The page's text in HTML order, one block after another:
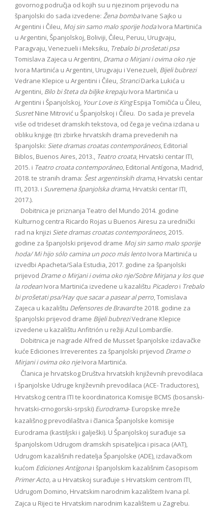
govornog područja od kojih su u njezinom prijevodu na
španjolski do sada izvedene: Žena bombaIvane Sajko u
Argentini i Čileu, Moj sin samo malo sporije hodaIvora Martinića
u Argentini, Španjolskoj, Boliviji, Čileu, Peruu, Urugvaju,
Paragvaju, Venezueli i Meksiku, Trebalo bi prošetati psa
Tomislava Zajeca u Argentini, Drama o Mirjani i ovima oko nje
Ivora Martinića u Argentini, Urugvaju i Venezueli, Bijeli bubrezi
Vedrane Klepice u Argentini i Čileu, StranciDarka Lukića u
Argentini, Bilo bi šteta da biljke krepajuIvora Martinića u
Argentini i Španjolskoj, Your Love is KingEspija Tomičića u Čileu,
SusretNine Mitrović u Španjolskoj i Čileu. Do sada je prevela
više od trideset dramskih tekstova, od čega je većina izdana u
obliku knjige (tri zbirke hrvatskih drama prevedenih na
španjolski: Siete dramas croatas contemporáneos, Editorial
Biblos, Buenos Aires, 2013., Teatro croata, Hrvatski centar ITI,
2015. i Teatro croata contemporáneo, Editorial Antígona, Madrid,
2018. te stranih drama: Šest argentinskih drama, Hrvatski centar
ITI, 2013. i Suvremena španjolska drama, Hrvatski centar ITI,
2017.).
Dobitnica je priznanja Teatro del Mundo 2014. godine
Kulturnog centra Ricardo Rojas u Buenos Airesu za urednički
rad na knjizi Siete dramas croatas contemporáneos, 2015.
godine za španjolski prijevod drame Moj sin samo malo sporije
hoda/ Mi hijo sólo camina un poco más lento Ivora Martinića u
izvedbi Apacheta/Sala Estudia, 2017. godine za španjolski
prijevod Drame o Mirjani i ovima oko nje/Sobre Mirjana y los que
la rodean Ivora Martinića izvedene u kazalištu Picadero i Trebalo
bi prošetati psa/Hay que sacar a pasear al perro, Tomislava
Zajeca u kazalištu Defensores de Bravardte 2018. godine za
španjolski prijevod drame Bijeli bubreziVedrane Klepice
izvedene u kazalištu Anfitrión u režiji Azul Lombardíe.
Dobitnica je nagrade Alfred de Musset španjolske izdavačke
kuće Ediciones Irreverentes za španjolski prijevod Drame o
Mirjani i ovima oko njeIvora Martinića.
Članica je hrvatskog Društva hrvatskih književnih prevodilaca
i španjolske Udruge književnih prevodilaca (ACE- Traductores),
Hrvatskog centra ITI te koordinatorica Komisije BCMS (bosanski-
hrvatski-crnogorski-srpski) Eurodrama- Europske mreže
kazališnog prevodilaštva i članica Španjolske komisije
Eurodrama (kastiljski i galješki). U Španjolskoj surađuje sa
španjolskom Udrugom dramskih spisateljica i pisaca (AAT),
Udrugom kazališnih redatelja Španjolske (ADE), izdavačkom
kućom Ediciones Antígonai španjolskim kazališnim časopisom
Primer Acto, a u Hrvatskoj surađuje s Hrvatskim centrom ITI,
Udrugom Domino, Hrvatskim narodnim kazalištem Ivana pl.
Zajca u Rijeci te Hrvatskim narodnim kazalištem u Zagrebu.